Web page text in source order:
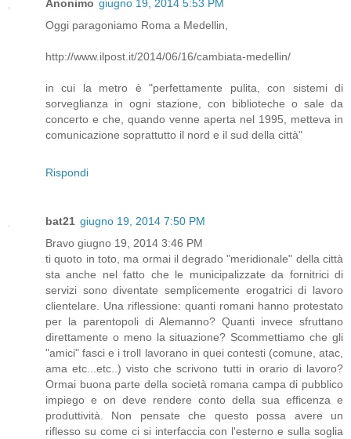
Anonimo giugno 19, 2014 5:53 PM
Oggi paragoniamo Roma a Medellin,
http://www.ilpost.it/2014/06/16/cambiata-medellin/
in cui la metro è "perfettamente pulita, con sistemi di
sorveglianza in ogni stazione, con biblioteche o sale da
concerto e che, quando venne aperta nel 1995, metteva in
comunicazione soprattutto il nord e il sud della città"
Rispondi
bat21 giugno 19, 2014 7:50 PM
Bravo giugno 19, 2014 3:46 PM
ti quoto in toto, ma ormai il degrado "meridionale" della città
sta anche nel fatto che le municipalizzate da fornitrici di
servizi sono diventate semplicemente erogatrici di lavoro
clientelare. Una riflessione: quanti romani hanno protestato
per la parentopoli di Alemanno? Quanti invece sfruttano
direttamente o meno la situazione? Scommettiamo che gli
"amici" fasci e i troll lavorano in quei contesti (comune, atac,
ama etc...etc..) visto che scrivono tutti in orario di lavoro?
Ormai buona parte della società romana campa di pubblico
impiego e on deve rendere conto della sua efficenza e
produttività. Non pensate che questo possa avere un
riflesso su come ci si interfaccia con l'esterno e sulla soglia